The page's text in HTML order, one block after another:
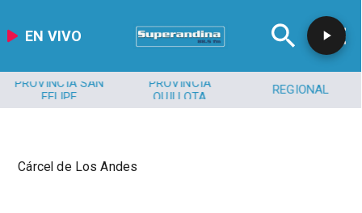
EN VIVO
PROVINCIA SAN
FELIPE
PROVINCIA
QUILLOTA
REGIONAL
Cárcel de Los Andes